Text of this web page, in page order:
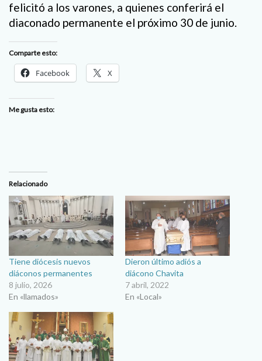
felicitó a los varones, a quienes conferirá el
diaconado permanente el próximo 30 de junio.
Comparte esto:
Facebook X
Me gusta esto:
Relacionado
Tiene diócesis nuevos
diáconos permanentes
8 julio, 2026
En «llamados»
Dieron último adiós a
diácono Chavita
7 abril, 2022
En «Local»